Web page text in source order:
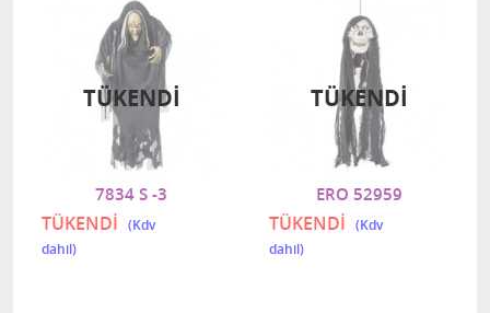
7834 S -3
TÜKENDİ
TÜKENDI
ERO 52959
TÜKENDİ
TÜKENDI